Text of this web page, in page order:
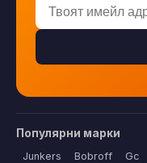
Популярни марки
Junkers Bobroff Gc